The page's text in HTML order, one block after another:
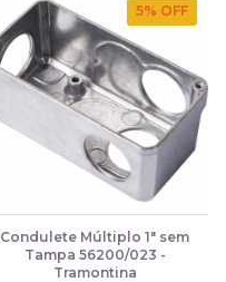
5% OFF
Condulete Múltiplo 1" sem
Tampa 56200/023 -
Tramontina